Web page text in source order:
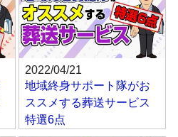
2022/04/21
地域終身サポート隊がお
ススメする葬送サービス
特選6点